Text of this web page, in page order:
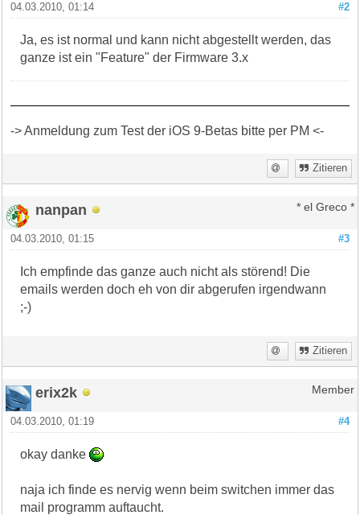
#2
04.03.2010, 01:14
Ja, es ist normal und kann nicht abgestellt werden, das
ganze ist ein "Feature" der Firmware 3.x
-> Anmeldung zum Test der iOS 9-Betas bitte per PM <-
Zitieren
nanpan * el Greco *
#3
04.03.2010, 01:15
Ich empfinde das ganze auch nicht als störend! Die
emails werden doch eh von dir abgerufen irgendwann
;-)
Zitieren
erix2k Member
#4
04.03.2010, 01:19
okay danke
naja ich finde es nervig wenn beim switchen immer das
mail programm auftaucht.